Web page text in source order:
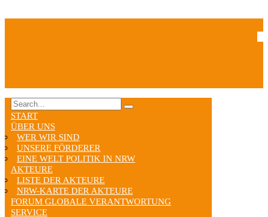
START
ÜBER UNS
WER WIR SIND
UNSERE FÖRDERER
EINE WELT POLITIK IN NRW
AKTEURE
LISTE DER AKTEURE
NRW-KARTE DER AKTEURE
FORUM GLOBALE VERANTWORTUNG
SERVICE